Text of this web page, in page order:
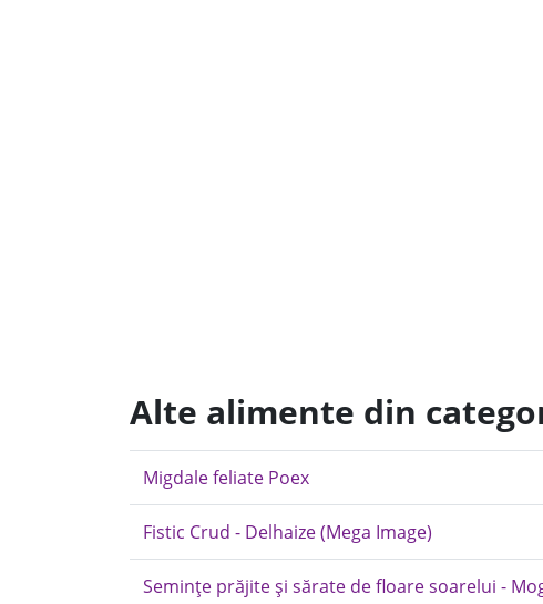
Alte alimente din
Migdale feliate Poex
Fistic Crud - Delhaize (Mega Image)
Semințe prăjite și sărate de floare soarelui -